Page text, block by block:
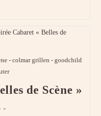
- colmar grillen - goodchild
de Scène »